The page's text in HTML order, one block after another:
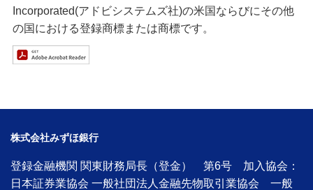
Incorporated(アドビシステムズ社)の米国ならびにその他
の国における登録商標または商標です。
株式会社みずほ銀行
登録金融機関 関東財務局長（登金） 第6号 加入協会：
日本証券業協会 一般社団法人金融先物取引業協会 一般